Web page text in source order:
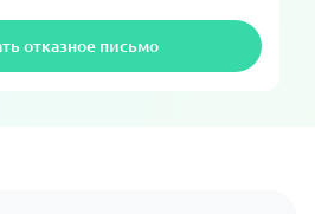
отказное письмо